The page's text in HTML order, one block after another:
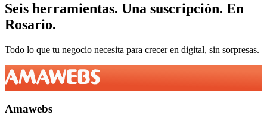
Seis herramientas. Una suscripción. En
Rosario.
Todo lo que tu negocio necesita para crecer en digital, sin sorpresas.
Amawebs